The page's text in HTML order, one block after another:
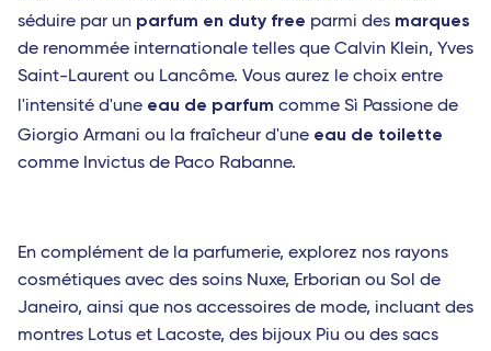
séduire par un parfum en duty free parmi des marques
de renommée internationale telles que Calvin Klein, Yves
Saint-Laurent ou Lancôme. Vous aurez le choix entre
l'intensité d'une eau de parfum comme Sì Passione de
Giorgio Armani ou la fraîcheur d'une eau de toilette
comme Invictus de Paco Rabanne.
En complément de la parfumerie, explorez nos rayons
cosmétiques avec des soins Nuxe, Erborian ou Sol de
Janeiro, ainsi que nos accessoires de mode, incluant des
montres Lotus et Lacoste, des bijoux Piu ou des sacs